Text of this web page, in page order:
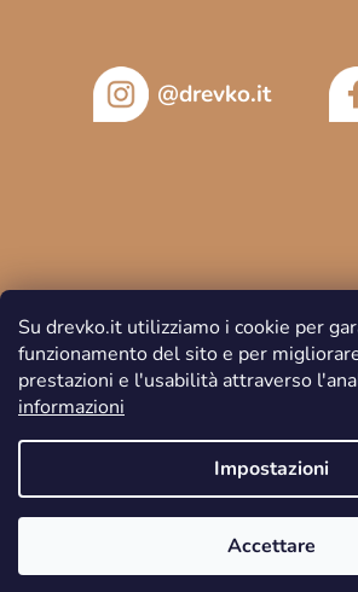
Su drevko.it utilizziamo i cookie per
funzionamento del sito e per
prestazioni e l'usabilità attraverso
informazioni
Impostazioni
Accettare
@drevko.it
Creato da Shoptet